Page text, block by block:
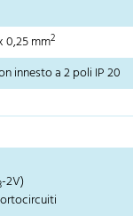
0,25 mm2
innesto a 2 poli IP 20
-2V)